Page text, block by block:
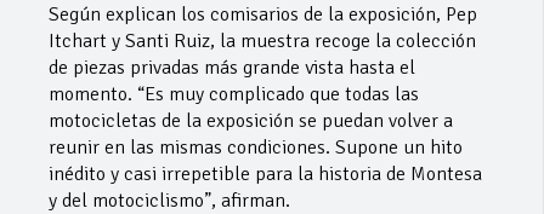
Según explican los comisarios de la exposición, Pep
Itchart y Santi Ruiz, la muestra recoge la colección
de piezas privadas más grande vista hasta el
momento. “Es muy complicado que todas las
motocicletas de la exposición se puedan volver a
reunir en las mismas condiciones. Supone un hito
inédito y casi irrepetible para la historia de Montesa
y del motociclismo”, afirman.